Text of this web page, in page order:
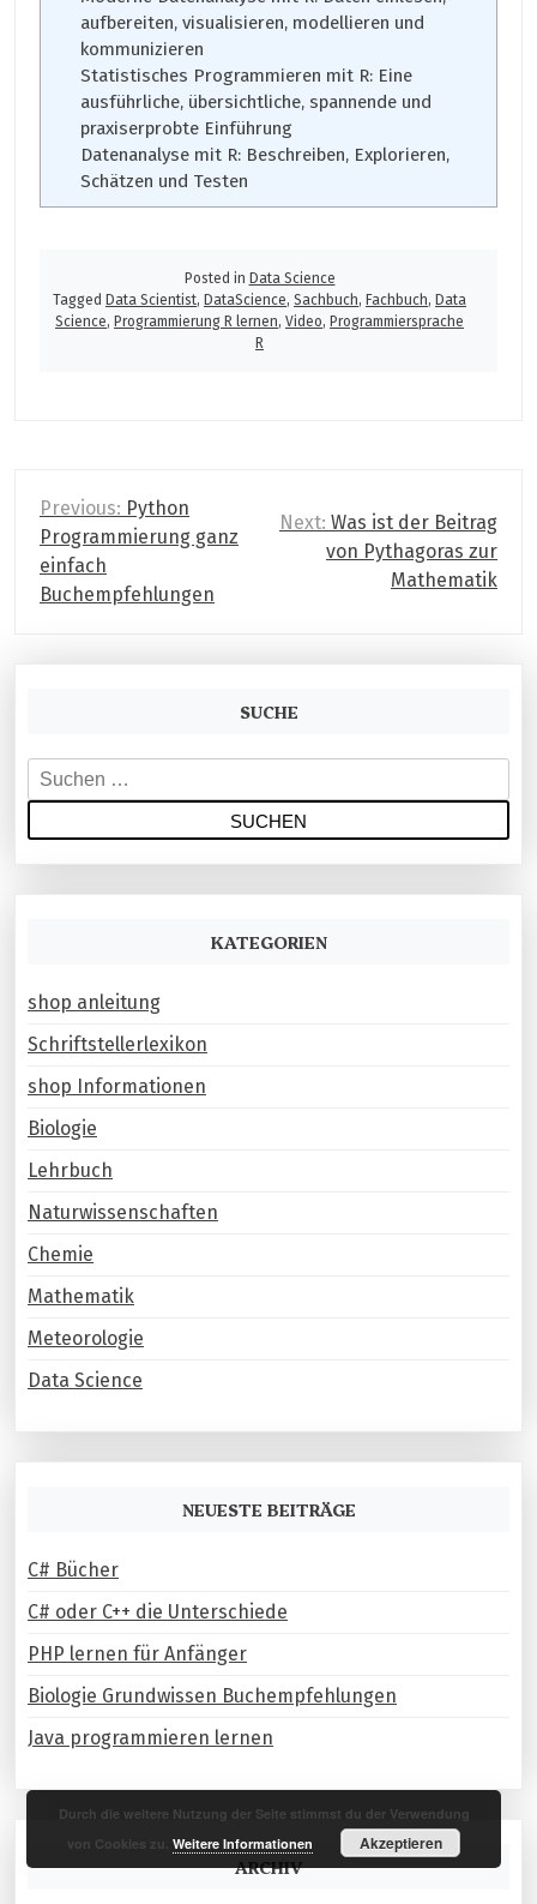
aufbereiten, visualisieren, modellieren und
kommunizieren
Statistisches Programmieren mit R: Eine
ausführliche, übersichtliche, spannende und
praxiserprobte Einführung
Datenanalyse mit R: Beschreiben, Explorieren,
Schätzen und Testen
Posted in Data Science
Tagged Data Scientist, DataScience, Sachbuch, Fachbuch, Data
Science, Programmierung R lernen, Video, Programmiersprache
R
B
e
i
s
a
v
a
t
i
o
n
Previous: Python
Programmierung ganz
einfach
Buchempfehlungen
Next: Was ist der Beitrag
von Pythagoras zur
Mathematik
SUCHE
u
c
:
KATEGORIEN
shop anleitung
Schriftstellerlexikon
shop Informationen
Biologie
Lehrbuch
Naturwissenschaften
Chemie
Mathematik
Meteorologie
Data Science
NEUESTE BEITRÄGE
C# Bücher
C# oder C++ die Unterschiede
PHP lernen für Anfänger
Biologie Grundwissen Buchempfehlungen
Java programmieren lernen
ARCHIV
Durch die weitere Nutzung der Seite stimmst du der Verwendung
von Cookies zu.Weitere Informationen Akzeptieren